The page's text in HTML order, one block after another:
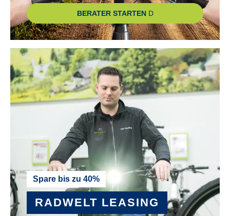
bis 25 km/h
NABE SCHALTUNGSART :
Shimano SG-C7000-5D
PEDALE :
wellgo C-211
RADGRÖSSE :
RAHMEN :
Aluminium
BERATER STARTEN
Spare bis zu 40%
RADWELT LEASING